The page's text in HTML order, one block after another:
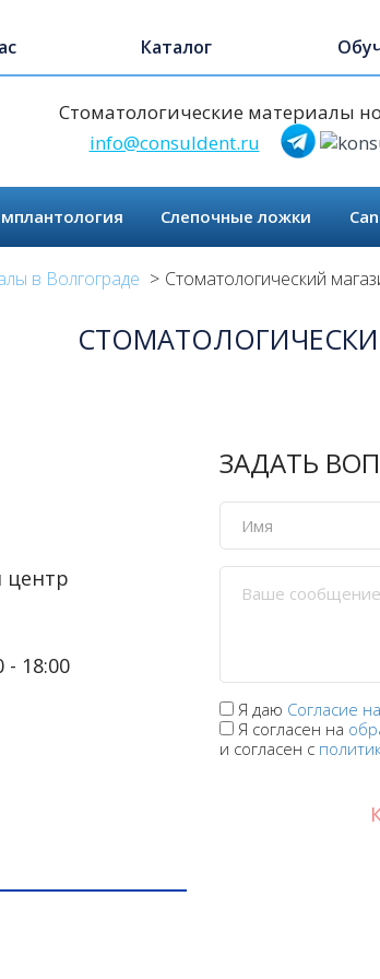
Каталог
Стоматологические материалы
info@consuldent.ru
Слепочные ложки
в Волгограде Стоматологический
центр
18:00
ЗАДАТЬ
Я даю Согласие
Я согласен на
и согласен с